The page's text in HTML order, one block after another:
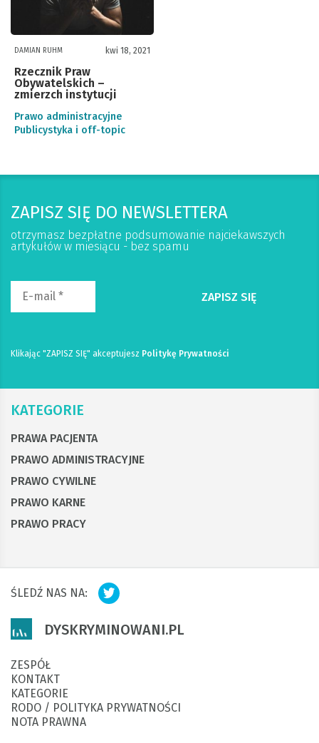
DAMIAN RUHM kwi 18, 2021
Rzecznik Praw
Obywatelskich –
zmierzch instytucji
Prawo administracyjne
Publicystyka i off-topic
ZAPISZ SIĘ DO NEWSLETTERA
otrzymasz bezpłatne podsumowanie najciekawszych
artykułów w miesiącu - bez spamu
Klikając "ZAPISZ SIĘ" akceptujesz Politykę Prywatności
KATEGORIE
PRAWA PACJENTA
PRAWO ADMINISTRACYJNE
PRAWO CYWILNE
PRAWO KARNE
PRAWO PRACY
DYSKRYMINOWANI.PL
ZESPÓŁ
KONTAKT
KATEGORIE
RODO / POLITYKA PRYWATNOŚCI
NOTA PRAWNA
ŚLEDŹ NAS NA: